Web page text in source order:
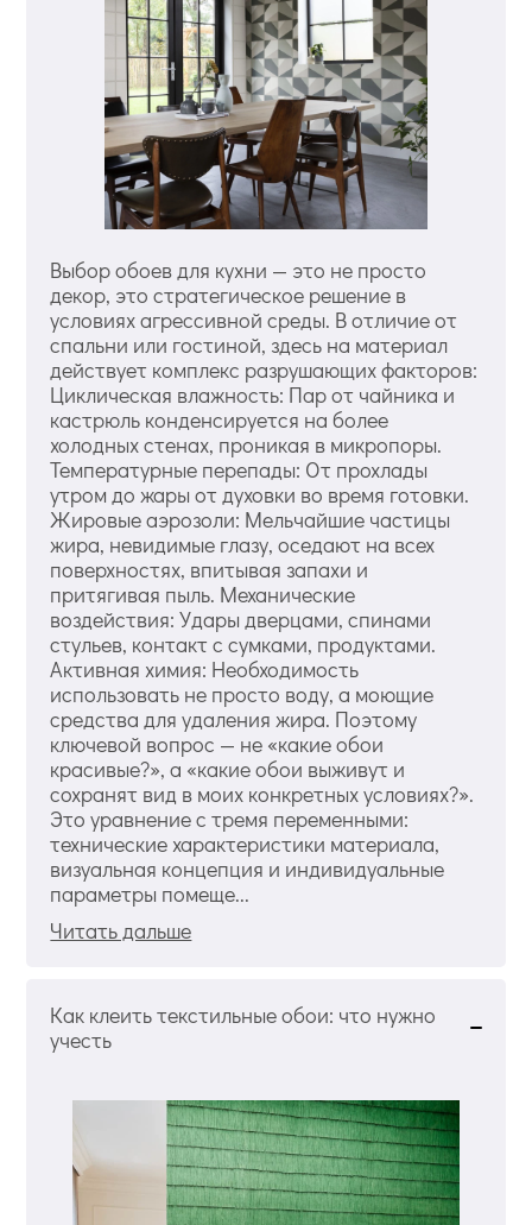
Выбор обоев для кухни — это не просто
декор, это стратегическое решение в
условиях агрессивной среды. В отличие от
спальни или гостиной, здесь на материал
действует комплекс разрушающих факторов:
Циклическая влажность: Пар от чайника и
кастрюль конденсируется на более
холодных стенах, проникая в микропоры.
Температурные перепады: От прохлады
утром до жары от духовки во время готовки.
Жировые аэрозоли: Мельчайшие частицы
жира, невидимые глазу, оседают на всех
поверхностях, впитывая запахи и
притягивая пыль. Механические
воздействия: Удары дверцами, спинами
стульев, контакт с сумками, продуктами.
Активная химия: Необходимость
использовать не просто воду, а моющие
средства для удаления жира. Поэтому
ключевой вопрос — не «какие обои
красивые?», а «какие обои выживут и
сохранят вид в моих конкретных условиях?».
Это уравнение с тремя переменными:
технические характеристики материала,
визуальная концепция и индивидуальные
параметры помеще...
Читать дальше
Как клеить текстильные обои: что нужно
учесть